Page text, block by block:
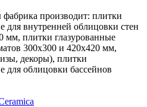
производит: плитки
для внутренней облицовки стен
мм, плитки глазурованные
300х300 и 420х420 мм,
декоры), плитки
для облицовки бассейнов